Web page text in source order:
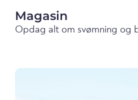
Magasin
Opdag alt om svømning og